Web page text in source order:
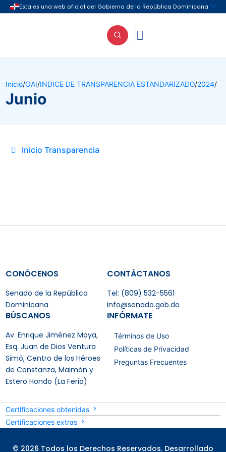

Inicio/OAI/INDICE DE TRANSPARENCIA ESTANDARIZADO/2024/
Junio
Inicio Transparencia
CONÓCENOS
Senado de la República
Dominicana
CONTÁCTANOS
Tel: (809) 532-5561
info@senado.gob.do
BÚSCANOS
Av. Enrique Jiménez Moya,
Esq. Juan de Dios Ventura
Simó, Centro de los Héroes
de Constanza, Maimón y
Estero Hondo (La Feria)
INFÓRMATE
Términos de Uso
Políticas de Privacidad
Preguntas Frecuentes
Certificaciones obtenidas
Certificaciones extras
© 2026 Todos los Derechos Reservados. Desarrollado